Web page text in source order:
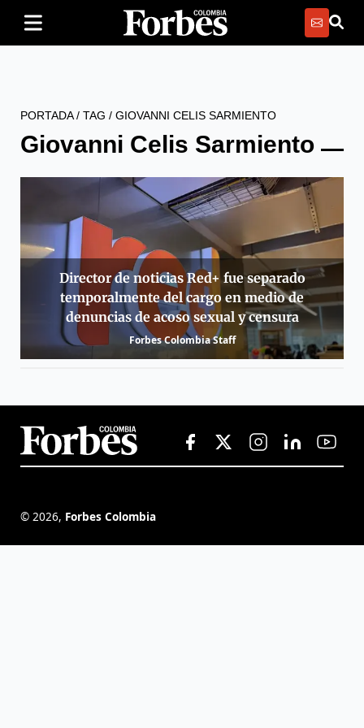
PORTADA/ TAG / GIOVANNI CELIS SARMIENTO
Giovanni Celis Sarmiento
Director de noticias Red+ fue separado
temporalmente del cargo en medio de
denuncias de acoso sexual y censura
Forbes Colombia Staff
© 2026, Forbes Colombia